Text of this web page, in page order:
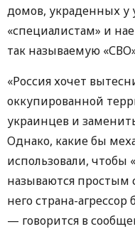
домов, украденных у
«специалистам» и
так называемую
«Россия хочет
оккупированной
украинцев и
Однако, какие бы
использовали, чтобы
называются простым
него страна-агрессор
— говорится в